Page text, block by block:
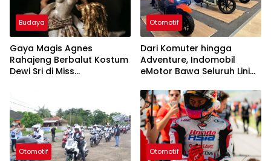
Budaya
Gaya Magis Agnes
Rahajeng Berbalut Kostum
Dewi Sri di Miss
Indonesia ke Panggung
Dunia
Otomotif
Dari Komuter hingga
Adventure, Indomobil
eMotor Bawa Seluruh Lini
Otomotif Otomotif